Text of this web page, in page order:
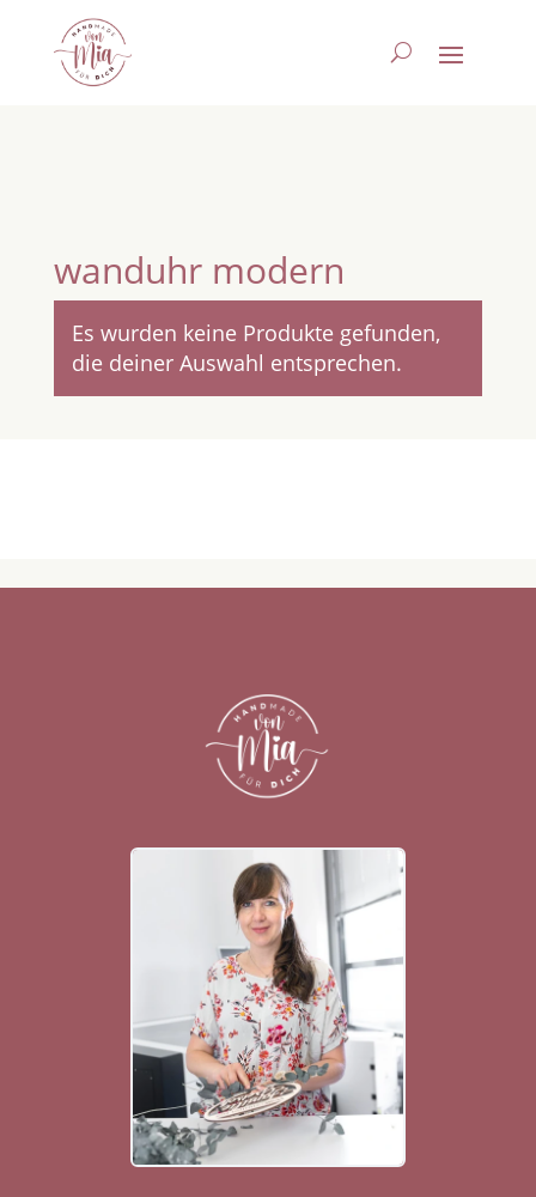
wanduhr modern
Es wurden keine Produkte gefunden,
die deiner Auswahl entsprechen.